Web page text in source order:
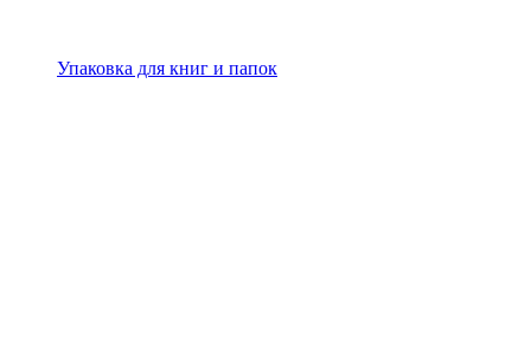
Упаковка для книг и папок